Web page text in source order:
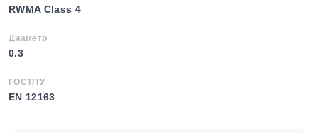
RWMA Class 4
Диаметр
0.3
ГОСТ/ТУ
EN 12163